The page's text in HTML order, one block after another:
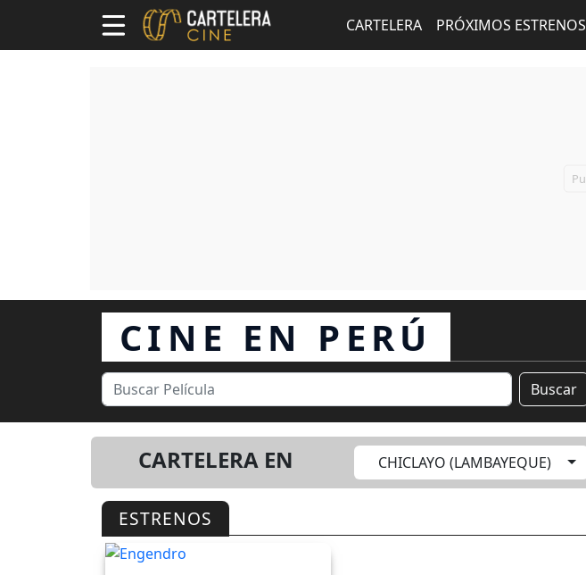
CARTELERA PRÓXIMOS ESTRENOS
CINE EN PERÚ
Buscar
CARTELERA EN CHICLAYO (LAMBAYEQUE)
ESTRENOS